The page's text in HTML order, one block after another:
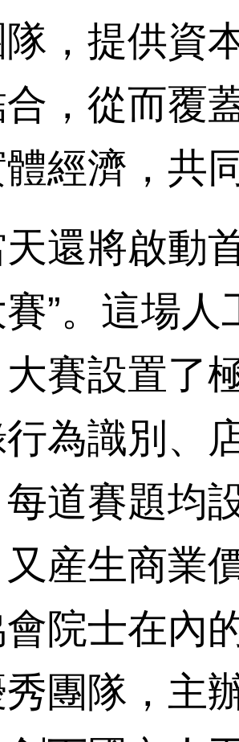
，提供資
，從而覆
經濟，共
將啟動首
”。這場
賽設置了
為識別、
道賽題均
産生商業
院士在內
團隊，主